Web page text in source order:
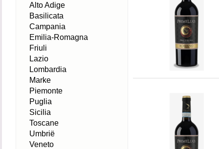
Alto Adige
Basilicata
Campania
Emilia-Romagna
Friuli
Lazio
Lombardia
Marke
Piemonte
Puglia
Sicilia
Toscane
Umbrië
Veneto